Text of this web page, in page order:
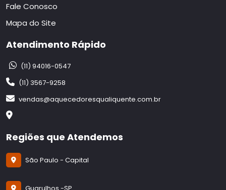
Fale Conosco
Mapa do Site
Atendimento Rápido
(11) 94016-0547
(11) 3567-9258
vendas@aquecedoresqualiquente.com.br
Regiões que Atendemos
São Paulo - Capital